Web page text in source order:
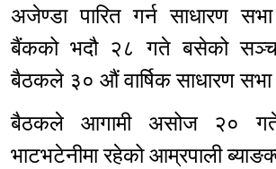
अजेण्डा पारित गर्न साधारण
बैंकको भदौ २८ गते बसेको
बैठकले ३० औं वार्षिक साधारण
बैठकले आगामी असोज २० गते
भाटभटेनीमा रहेको आम्रपाली